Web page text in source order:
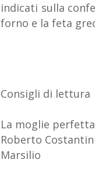
indicati sulla
forno e la feta
Consigli di lettura
La moglie perfetta
Roberto
Marsilio